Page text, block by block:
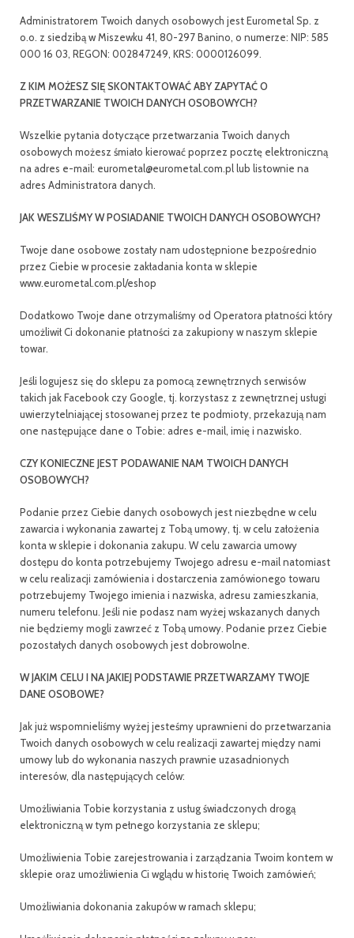
Administratorem Twoich danych osobowych jest Eurometal Sp. z
o.o. z siedzibą w Miszewku 41, 80-297 Banino, o numerze: NIP: 585
000 16 03, REGON: 002847249, KRS: 0000126099.
Z KIM MOŻESZ SIĘ SKONTAKTOWAĆ ABY ZAPYTAĆ O
PRZETWARZANIE TWOICH DANYCH OSOBOWYCH?
Wszelkie pytania dotyczące przetwarzania Twoich danych
osobowych możesz śmiało kierować poprzez pocztę elektroniczną
na adres e-mail: eurometal@eurometal.com.pl lub listownie na
adres Administratora danych.
JAK WESZLIŚMY W POSIADANIE TWOICH DANYCH OSOBOWYCH?
Twoje dane osobowe zostały nam udostępnione bezpośrednio
przez Ciebie w procesie zakładania konta w sklepie
www.eurometal.com.pl/eshop
Dodatkowo Twoje dane otrzymaliśmy od Operatora płatności który
umożliwił Ci dokonanie płatności za zakupiony w naszym sklepie
towar.
Jeśli logujesz się do sklepu za pomocą zewnętrznych serwisów
takich jak Facebook czy Google, tj. korzystasz z zewnętrznej usługi
uwierzytelniającej stosowanej przez te podmioty, przekazują nam
one następujące dane o Tobie: adres e-mail, imię i nazwisko.
CZY KONIECZNE JEST PODAWANIE NAM TWOICH DANYCH
OSOBOWYCH?
Podanie przez Ciebie danych osobowych jest niezbędne w celu
zawarcia i wykonania zawartej z Tobą umowy, tj. w celu założenia
konta w sklepie i dokonania zakupu. W celu zawarcia umowy
dostępu do konta potrzebujemy Twojego adresu e-mail natomiast
w celu realizacji zamówienia i dostarczenia zamówionego towaru
potrzebujemy Twojego imienia i nazwiska, adresu zamieszkania,
numeru telefonu. Jeśli nie podasz nam wyżej wskazanych danych
nie będziemy mogli zawrzeć z Tobą umowy. Podanie przez Ciebie
pozostałych danych osobowych jest dobrowolne.
W JAKIM CELU I NA JAKIEJ PODSTAWIE PRZETWARZAMY TWOJE
DANE OSOBOWE?
Jak już wspomnieliśmy wyżej jesteśmy uprawnieni do przetwarzania
Twoich danych osobowych w celu realizacji zawartej między nami
umowy lub do wykonania naszych prawnie uzasadnionych
interesów, dla następujących celów:
Umożliwiania Tobie korzystania z usług świadczonych drogą
elektroniczną w tym pełnego korzystania ze sklepu;
Umożliwienia Tobie zarejestrowania i zarządzania Twoim kontem w
sklepie oraz umożliwienia Ci wglądu w historię Twoich zamówień;
Umożliwiania dokonania zakupów w ramach sklepu;